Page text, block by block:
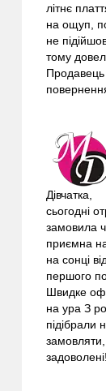
літнє
на ощуп,
не
тому
Продавець
Дівчатка,
сьогодні
замовила
приємна
на сонці
першого
Швидке
на ура З
підібрали